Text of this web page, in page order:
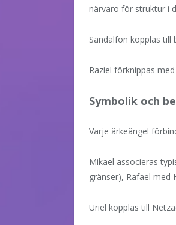
närvaro för struktur i
Sandalfon kopplas
Raziel förknippas
Symbolik och
Varje ärkeängel
Mikael associeras
gränser), Rafael med
Uriel kopplas till